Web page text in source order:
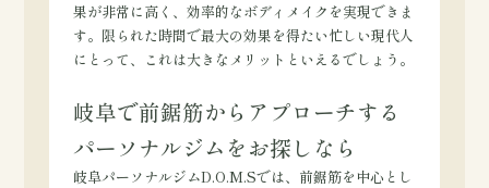
果が非常に高く、効率的なボディメイクを実現できま
す。限られた時間で最大の効果を得たい忙しい現代人
にとって、これは大きなメリットといえるでしょう。
岐阜で前鋸筋からアプローチする
パーソナルジムをお探しなら
岐阜パーソナルジムD.O.M.Sでは、前鋸筋を中心とし